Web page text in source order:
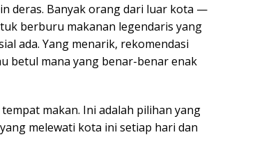
deras. Banyak orang dari luar kota —
berburu makanan legendaris yang
ada. Yang menarik, rekomendasi
betul mana yang benar-benar enak
makan. Ini adalah pilihan yang
melewati kota ini setiap hari dan